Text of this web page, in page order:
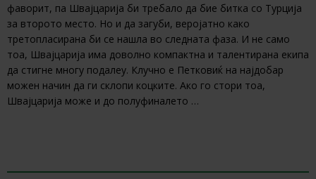
фаворит, па Швајцарија би требало да бие битка со Турција
за второто место. Но и да загуби, веројатно како
третопласирана би се нашла во следната фаза. И не само
тоа, Швајцарија има доволно компактна и талентирана екипа
да стигне многу подалеу. Клучно е Петковиќ на најдобар
можен начин да ги склопи коцките. Ако го стори тоа,
Швајцарија може и до полуфиналето …